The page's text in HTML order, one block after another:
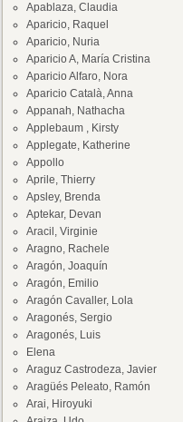
Apablaza, Claudia
Aparicio, Raquel
Aparicio, Nuria
Aparicio A, María Cristina
Aparicio Alfaro, Nora
Aparicio Català, Anna
Appanah, Nathacha
Applebaum , Kirsty
Applegate, Katherine
Appollo
Aprile, Thierry
Apsley, Brenda
Aptekar, Devan
Aracil, Virginie
Aragno, Rachele
Aragón, Joaquín
Aragón, Emilio
Aragón Cavaller, Lola
Aragonés, Sergio
Aragonés, Luis
Elena
Araguz Castrodeza, Javier
Aragüés Peleato, Ramón
Arai, Hiroyuki